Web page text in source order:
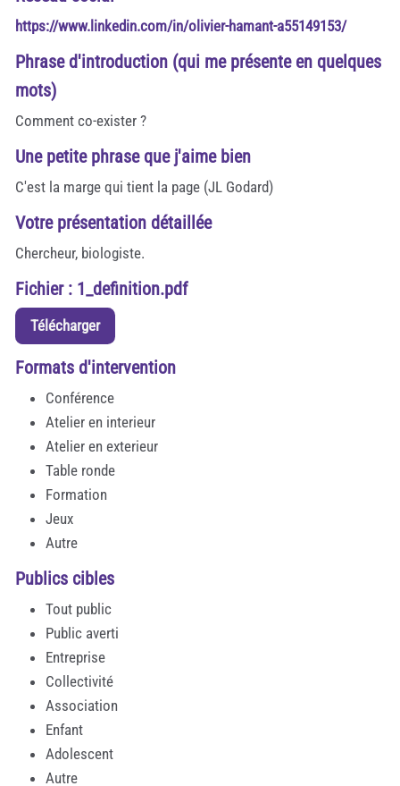
https://www.linkedin.com/in/olivier-hamant-a55149153/
Phrase d'introduction (qui me présente en quelques
mots)
Comment co-exister ?
Une petite phrase que j'aime bien
C'est la marge qui tient la page (JL Godard)
Votre présentation détaillée
Chercheur, biologiste.
Fichier : 1_definition.pdf
Télécharger
Formats d'intervention
Conférence
Atelier en interieur
Atelier en exterieur
Table ronde
Formation
Jeux
Autre
Publics cibles
Tout public
Public averti
Entreprise
Collectivité
Association
Enfant
Adolescent
Autre